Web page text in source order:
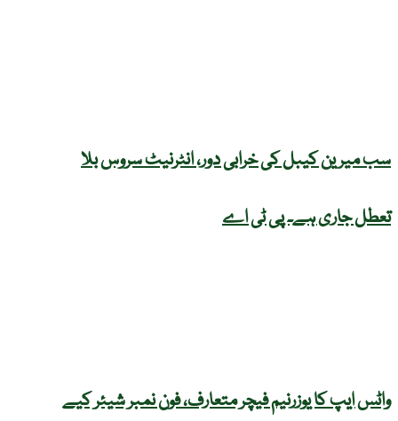
سب میرین کیبل کی خرابی دور، انٹرنیٹ سروس بلا
تعطل جاری ہے۔ پی ٹی اے
واٹس ایپ کا یوزرنیم فیچر متعارف، فون نمبر شیئر کیے